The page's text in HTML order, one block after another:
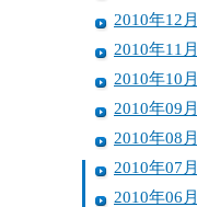
2010年12月
2010年11月
2010年10月
2010年09月
2010年08月
2010年07月
2010年06月